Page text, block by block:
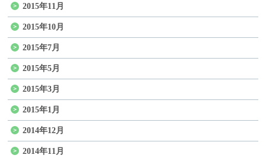
2015年11月
2015年10月
2015年7月
2015年5月
2015年3月
2015年1月
2014年12月
2014年11月